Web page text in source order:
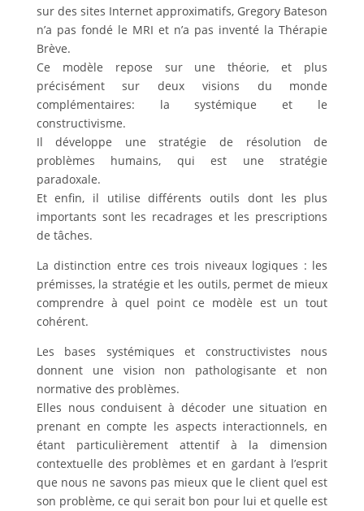
sur des sites Internet approximatifs, Gregory Bateson
n’a pas fondé le MRI et n’a pas inventé la Thérapie
Brève.
Ce modèle repose sur une théorie, et plus
précisément sur deux visions du monde
complémentaires: la systémique et le
constructivisme.
Il développe une stratégie de résolution de
problèmes humains, qui est une stratégie
paradoxale.
Et enfin, il utilise différents outils dont les plus
importants sont les recadrages et les prescriptions
de tâches.
La distinction entre ces trois niveaux logiques : les
prémisses, la stratégie et les outils, permet de mieux
comprendre à quel point ce modèle est un tout
cohérent.
Les bases systémiques et constructivistes nous
donnent une vision non pathologisante et non
normative des problèmes.
Elles nous conduisent à décoder une situation en
prenant en compte les aspects interactionnels, en
étant particulièrement attentif à la dimension
contextuelle des problèmes et en gardant à l’esprit
que nous ne savons pas mieux que le client quel est
son problème, ce qui serait bon pour lui et quelle est